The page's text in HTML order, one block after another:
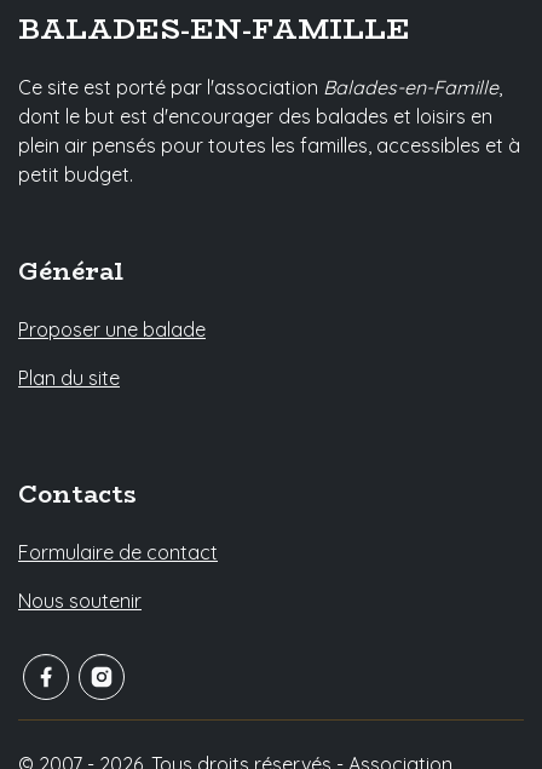
BALADES-EN-FAMILLE
Ce site est porté par l'association Balades-en-Famille,
dont le but est d'encourager des balades et loisirs en
plein air pensés pour toutes les familles, accessibles et à
petit budget.
Général
Proposer une balade
Plan du site
Contacts
Formulaire de contact
Nous soutenir